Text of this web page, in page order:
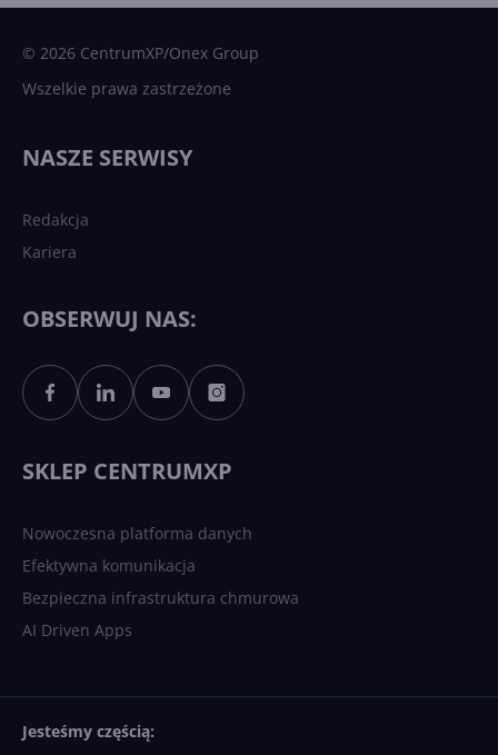
Sztuczna inteligencja po
polsku. Dość barier
© 2026 CentrumXP/Onex Group
Wszelkie prawa zastrzeżone
NASZE SERWISY
Redakcja
Kariera
OBSERWUJ NAS:
SKLEP CENTRUMXP
Nowoczesna platforma danych
Efektywna komunikacja
Bezpieczna infrastruktura chmurowa
AI Driven Apps
Jesteśmy częścią: